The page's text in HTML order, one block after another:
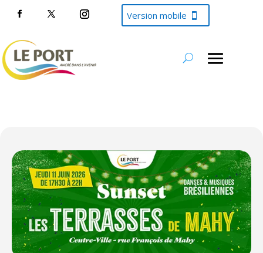
Version mobile